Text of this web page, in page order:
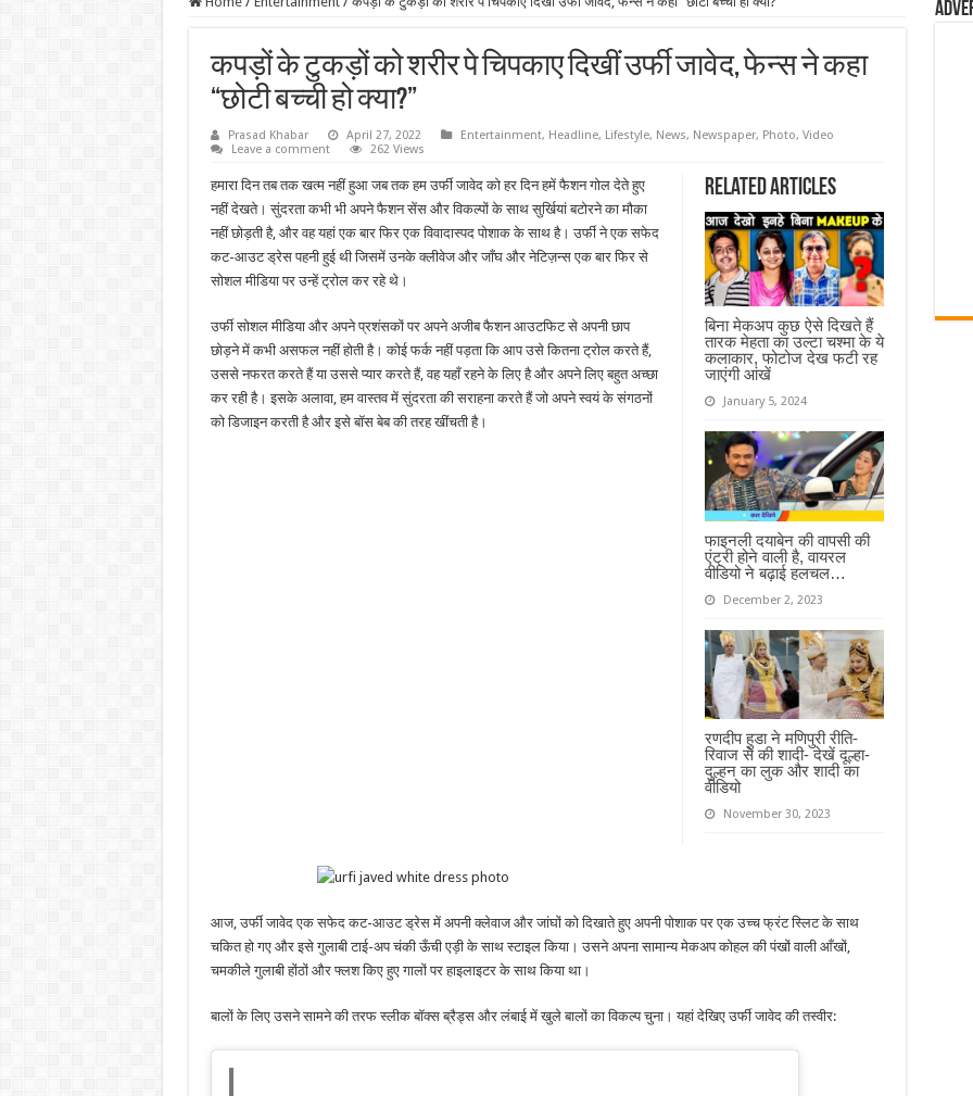
कपड़ों के टुकड़ों को शरीर पे चिपकाए दिखीं उर्फी जावेद, फेन्स ने कहा
“छोटी बच्ची हो क्या?”
Prasad Khabar April 27, 2022 Entertainment, Headline, Lifestyle, News, Newspaper, Photo, Video
Leave a comment
262 Views
Related Articles
बिना मेकअप कुछ ऐसे दिखते हैं
तारक मेहता का उल्टा चश्मा के ये
कलाकार, फोटोज देख फटी रह
जाएंगी आंखें
January 5, 2024
फाइनली दयाबेन की वापसी की
एंट्री होने वाली है, वायरल
वीडियो ने बढ़ाई हलचल…
December 2, 2023
रणदीप हुडा ने मणिपुरी रीति-
रिवाज से की शादी- देखें दूल्हा-
दुल्हन का लुक और शादी का
वीडियो
November 30, 2023
हमारा दिन तब तक खत्म नहीं हुआ जब तक हम उर्फी जावेद को हर दिन हमें फैशन गोल देते हुए
नहीं देखते। सुंदरता कभी भी अपने फैशन सेंस और विकल्पों के साथ सुर्खियां बटोरने का मौका
नहीं छोड़ती है, और वह यहां एक बार फिर एक विवादास्पद पोशाक के साथ है। उर्फी ने एक सफेद
कट-आउट ड्रेस पहनी हुई थी जिसमें उनके क्लीवेज और जाँघ और नेटिज़न्स एक बार फिर से
सोशल मीडिया पर उन्हें ट्रोल कर रहे थे।
उर्फी सोशल मीडिया और अपने प्रशंसकों पर अपने अजीब फैशन आउटफिट से अपनी छाप
छोड़ने में कभी असफल नहीं होती है। कोई फर्क नहीं पड़ता कि आप उसे कितना ट्रोल करते हैं,
उससे नफरत करते हैं या उससे प्यार करते हैं, वह यहाँ रहने के लिए है और अपने लिए बहुत अच्छा
कर रही है। इसके अलावा, हम वास्तव में सुंदरता की सराहना करते हैं जो अपने स्वयं के संगठनों
को डिजाइन करती है और इसे बॉस बेब की तरह खींचती है।
आज, उर्फी जावेद एक सफेद कट-आउट ड्रेस में अपनी क्लेवाज और जांघों को दिखाते हुए अपनी पोशाक पर एक उच्च फ्रंट स्लिट के साथ
चकित हो गए और इसे गुलाबी टाई-अप चंकी ऊँची एड़ी के साथ स्टाइल किया। उसने अपना सामान्य मेकअप कोहल की पंखों वाली आँखों,
चमकीले गुलाबी होंठों और फ्लश किए हुए गालों पर हाइलाइटर के साथ किया था।
बालों के लिए उसने सामने की तरफ स्लीक बॉक्स ब्रैड्स और लंबाई में खुले बालों का विकल्प चुना। यहां देखिए उर्फी जावेद की तस्वीर: